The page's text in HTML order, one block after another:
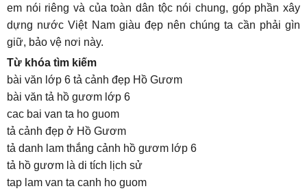
em nói riêng và của toàn dân tộc nói chung, góp phần xây
dựng nước Việt Nam giàu đẹp nên chúng ta cần phải gìn
giữ, bảo vệ nơi này.
Từ khóa tìm kiếm
bài văn lớp 6 tả cảnh đẹp Hồ Gươm
bài văn tả hồ gươm lớp 6
cac bai van ta ho guom
tả cảnh đẹp ở Hồ Gươm
tả danh lam thắng cảnh hồ gươm lớp 6
tả hồ gươm là di tích lịch sử
tap lam van ta canh ho guom